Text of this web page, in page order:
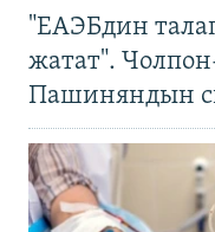
"ЕАЭБдин
жатат".
Пашиняндын